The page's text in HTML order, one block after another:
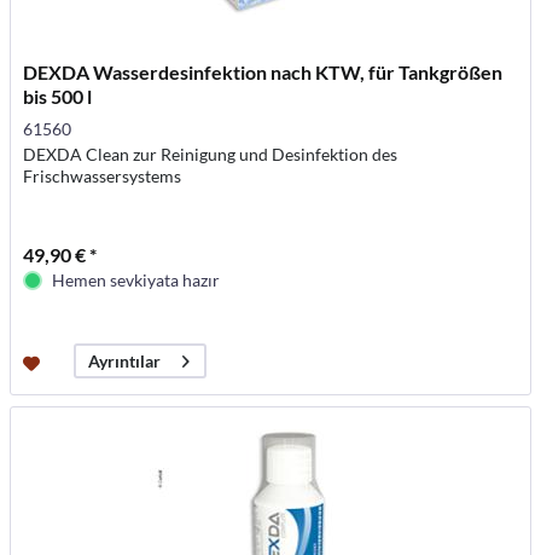
DEXDA Wasserdesinfektion nach KTW, für Tankgrößen
bis 500 l
61560
DEXDA Clean zur Reinigung und Desinfektion des
Frischwassersystems
49,90 € *
Hemen sevkiyata hazır
Ayrıntılar